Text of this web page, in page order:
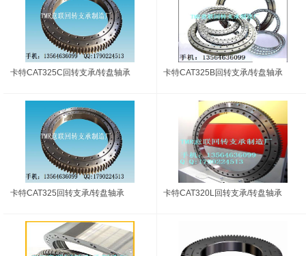
卡特CAT325C回转支承/转盘轴承 卡特CAT325B回转支承/转盘轴承
卡特CAT325回转支承/转盘轴承 卡特CAT320L回转支承/转盘轴承